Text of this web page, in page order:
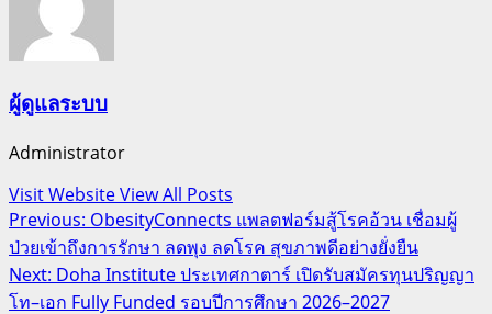
ผู้ดูแลระบบ
Administrator
Visit WebsiteView All Posts
Post
navigation
Previous: ObesityConnects แพลตฟอร์มสู้โรคอ้วน เชื่อมผู้
ป่วยเข้าถึงการรักษา ลดพุง ลดโรค สุขภาพดีอย่างยั่งยืน
Next: Doha Institute ประเทศกาตาร์ เปิดรับสมัครทุนปริญญา
โท–เอก Fully Funded รอบปีการศึกษา 2026–2027